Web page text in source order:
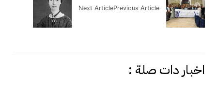
Previous Article
Next Article
اخبار دات صلة :